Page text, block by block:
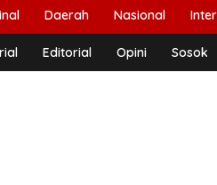
Daerah Nasional
Editorial Opini Sosok